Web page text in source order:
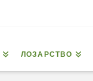
ЛОЗАРСТВО